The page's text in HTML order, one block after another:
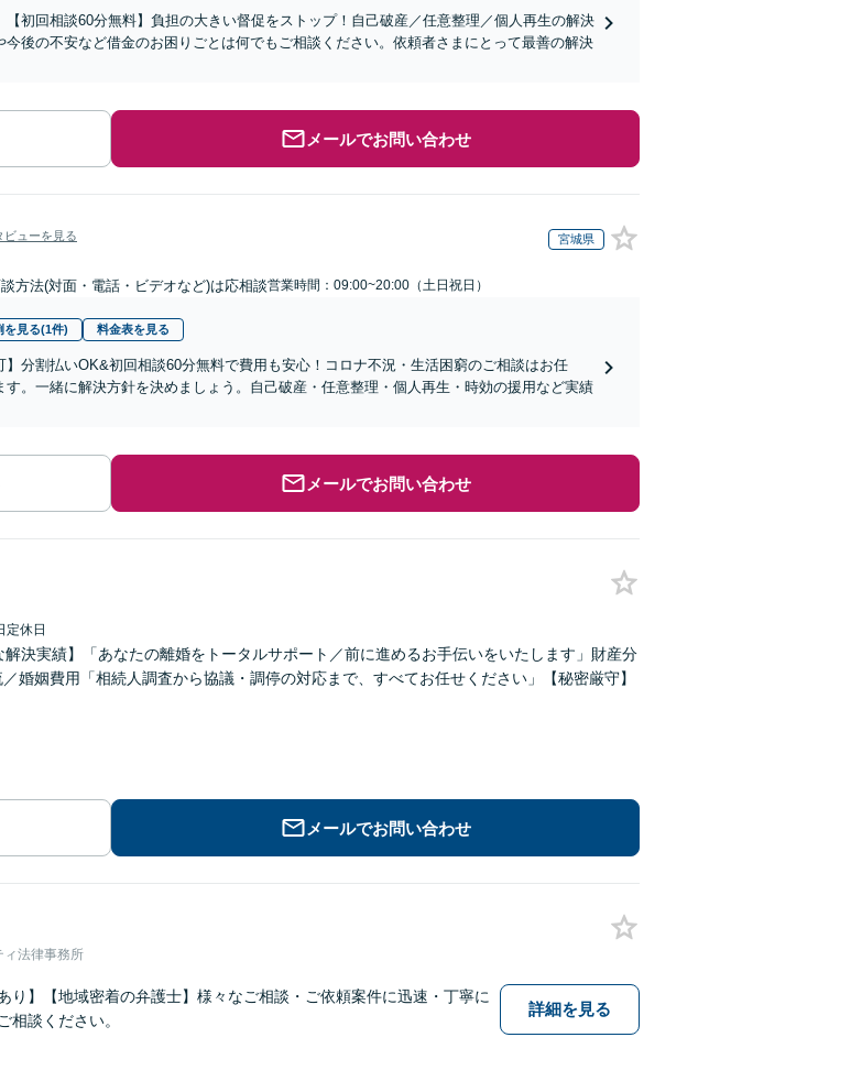
【初回相談60分無料】負担の大きい督促をストップ！自己破産／任意整理／個人再生の解決
後の不安など借金のお困りごとは何でもご相談ください。依頼者さまにとって最善の解決
メールでお問い合わせ
ビューを見る 宮城県
方法(対面・電話・ビデオなど)は応相談営業時間：09:00~20:00（土日祝日）
を見る(1件) 料金表を見る
分割払いOK&初回相談60分無料で費用も安心！コロナ不況・生活困窮のご相談はお任
。一緒に解決方針を決めましょう。自己破産・任意整理・個人再生・時効の援用など実績
メールでお問い合わせ
定休日
解決実績】「あなたの離婚をトータルサポート／前に進めるお手伝いをいたします」財産分
婚姻費用「相続人調査から協議・調停の対応まで、すべてお任せください」【秘密厳守】
メールでお問い合わせ
ィ法律事務所
り】【地域密着の弁護士】様々なご相談・ご依頼案件に迅速・丁寧に
相談ください。
詳細を見る